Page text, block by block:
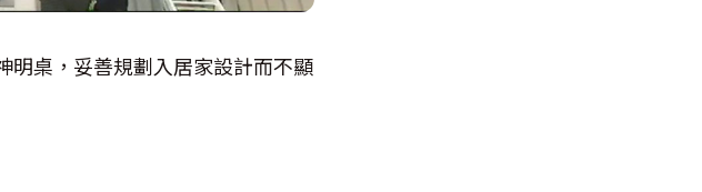
桌，妥善規劃入居家設計而不顯